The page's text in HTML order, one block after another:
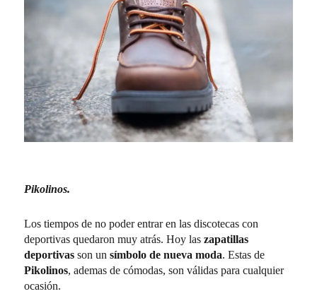
Pikolinos.
Los tiempos de no poder entrar en las discotecas con
deportivas quedaron muy atrás. Hoy laszapatillas
deportivasson un símbolo de nueva moda. Estas de
Pikolinos, ademas de cómodas, son válidas para cualquier
ocasión.